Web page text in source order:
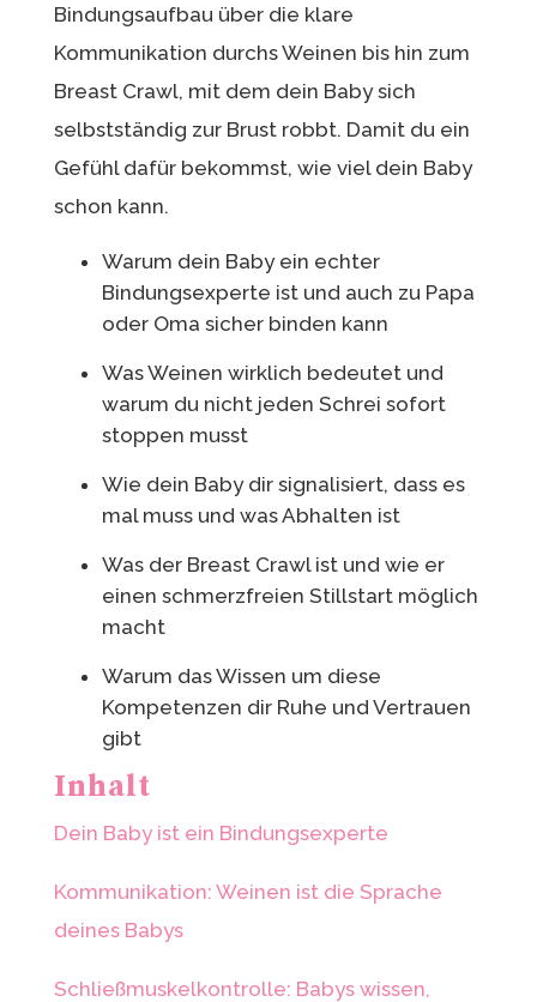
Bindungsaufbau über die klare
Kommunikation durchs Weinen bis hin zum
Breast Crawl, mit dem dein Baby sich
selbstständig zur Brust robbt. Damit du ein
Gefühl dafür bekommst, wie viel dein Baby
schon kann.
Warum dein Baby ein echter
Bindungsexperte ist und auch zu Papa
oder Oma sicher binden kann
Was Weinen wirklich bedeutet und
warum du nicht jeden Schrei sofort
stoppen musst
Wie dein Baby dir signalisiert, dass es
mal muss und was Abhalten ist
Was der Breast Crawl ist und wie er
einen schmerzfreien Stillstart möglich
macht
Warum das Wissen um diese
Kompetenzen dir Ruhe und Vertrauen
gibt
Inhalt
Dein Baby ist ein Bindungsexperte
Kommunikation: Weinen ist die Sprache
deines Babys
Schließmuskelkontrolle: Babys wissen,